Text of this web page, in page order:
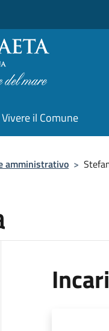
Vivere il Comune
amministrativo >